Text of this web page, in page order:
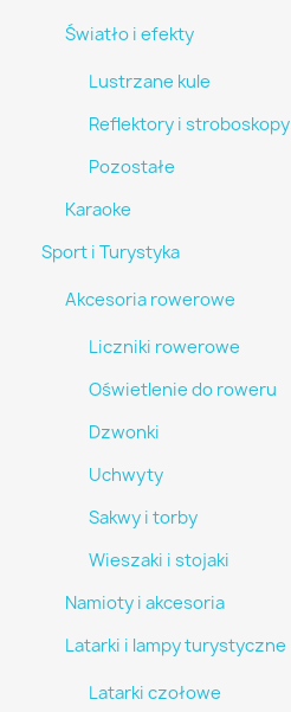
Światło i efekty
Lustrzane kule
Reflektory i stroboskopy
Pozostałe
Karaoke
Sport i Turystyka
Akcesoria rowerowe
Liczniki rowerowe
Oświetlenie do roweru
Dzwonki
Uchwyty
Sakwy i torby
Wieszaki i stojaki
Namioty i akcesoria
Latarki i lampy turystyczne
Latarki czołowe